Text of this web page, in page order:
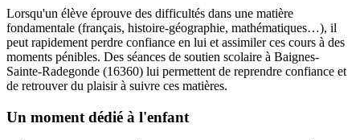
Lorsqu'un élève éprouve des difficultés dans une matière
fondamentale (français, histoire-géographie, mathématiques…), il
peut rapidement perdre confiance en lui et assimiler ces cours à des
moments pénibles. Des séances de soutien scolaire à Baignes-
Sainte-Radegonde (16360) lui permettent de reprendre confiance et
de retrouver du plaisir à suivre ces matières.
Un moment dédié à l'enfant